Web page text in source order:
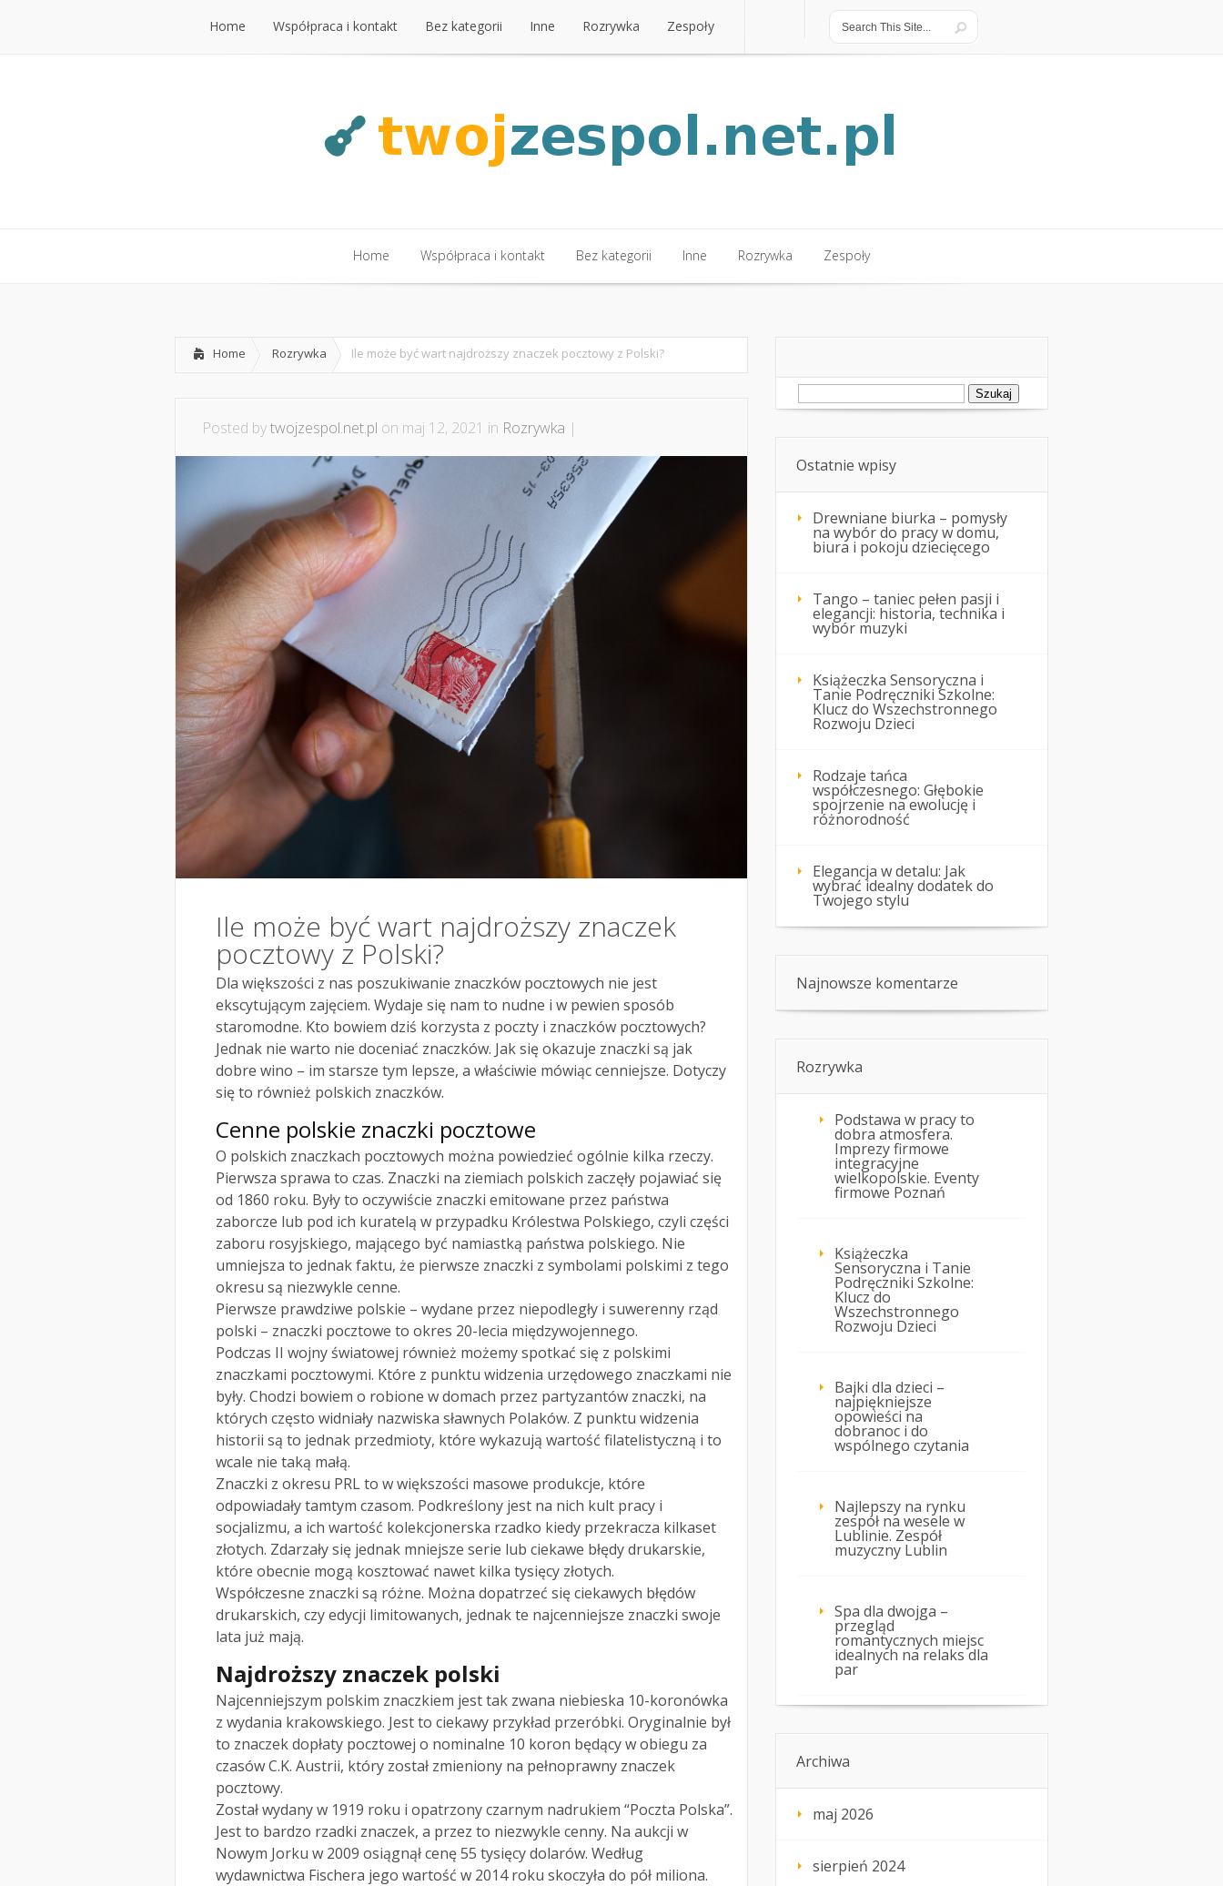
Home Współpraca i kontakt Bez kategorii Inne Rozrywka Zespoły
Home Współpraca i kontakt Bez kategorii Inne Rozrywka Zespoły
Home Rozrywka Ile może być wart najdroższy znaczek pocztowy z Polski?
Posted bytwojzespol.net.pl on maj 12, 2021 in Rozrywka |
Ile może być wart najdroższy znaczek
pocztowy z Polski?
Dla większości z nas poszukiwanie znaczków pocztowych nie jest
ekscytującym zajęciem. Wydaje się nam to nudne i w pewien sposób
staromodne. Kto bowiem dziś korzysta z poczty i znaczków pocztowych?
Jednak nie warto nie doceniać znaczków. Jak się okazuje znaczki są jak
dobre wino – im starsze tym lepsze, a właściwie mówiąc cenniejsze. Dotyczy
się to również polskich znaczków.
Cenne polskie znaczki pocztowe
O polskich znaczkach pocztowych można powiedzieć ogólnie kilka rzeczy.
Pierwsza sprawa to czas. Znaczki na ziemiach polskich zaczęły pojawiać się
od 1860 roku. Były to oczywiście znaczki emitowane przez państwa
zaborcze lub pod ich kuratelą w przypadku Królestwa Polskiego, czyli części
zaboru rosyjskiego, mającego być namiastką państwa polskiego. Nie
umniejsza to jednak faktu, że pierwsze znaczki z symbolami polskimi z tego
okresu są niezwykle cenne.
Pierwsze prawdziwe polskie – wydane przez niepodległy i suwerenny rząd
polski – znaczki pocztowe to okres 20-lecia międzywojennego.
Podczas II wojny światowej również możemy spotkać się z polskimi
znaczkami pocztowymi. Które z punktu widzenia urzędowego znaczkami nie
były. Chodzi bowiem o robione w domach przez partyzantów znaczki, na
których często widniały nazwiska sławnych Polaków. Z punktu widzenia
historii są to jednak przedmioty, które wykazują wartość filatelistyczną i to
wcale nie taką małą.
Znaczki z okresu PRL to w większości masowe produkcje, które
odpowiadały tamtym czasom. Podkreślony jest na nich kult pracy i
socjalizmu, a ich wartość kolekcjonerska rzadko kiedy przekracza kilkaset
złotych. Zdarzały się jednak mniejsze serie lub ciekawe błędy drukarskie,
które obecnie mogą kosztować nawet kilka tysięcy złotych.
Współczesne znaczki są różne. Można dopatrzeć się ciekawych błędów
drukarskich, czy edycji limitowanych, jednak te najcenniejsze znaczki swoje
lata już mają.
Najdroższy znaczek polski
Najcenniejszym polskim znaczkiem jest tak zwana niebieska 10-koronówka
z wydania krakowskiego. Jest to ciekawy przykład przeróbki. Oryginalnie był
to znaczek dopłaty pocztowej o nominalne 10 koron będący w obiegu za
czasów C.K. Austrii, który został zmieniony na pełnoprawny znaczek
pocztowy.
Został wydany w 1919 roku i opatrzony czarnym nadrukiem “Poczta Polska”.
Jest to bardzo rzadki znaczek, a przez to niezwykle cenny. Na aukcji w
Nowym Jorku w 2009 osiągnął cenę 55 tysięcy dolarów. Według
wydawnictwa Fischera jego wartość w 2014 roku skoczyła do pół miliona.
Szukaj:
Ostatnie wpisy
Drewniane biurka – pomysły
na wybór do pracy w domu,
biura i pokoju dziecięcego
Tango – taniec pełen pasji i
elegancji: historia, technika i
wybór muzyki
Książeczka Sensoryczna i
Tanie Podręczniki Szkolne:
Klucz do Wszechstronnego
Rozwoju Dzieci
Rodzaje tańca
współczesnego: Głębokie
spojrzenie na ewolucję i
różnorodność
Elegancja w detalu: Jak
wybrać idealny dodatek do
Twojego stylu
Najnowsze komentarze
Rozrywka
Podstawa w pracy to
dobra atmosfera.
Imprezy firmowe
integracyjne
wielkopolskie. Eventy
firmowe Poznań
Książeczka
Sensoryczna i Tanie
Podręczniki Szkolne:
Klucz do
Wszechstronnego
Rozwoju Dzieci
Bajki dla dzieci –
najpiękniejsze
opowieści na
dobranoc i do
wspólnego czytania
Najlepszy na rynku
zespół na wesele w
Lublinie. Zespół
muzyczny Lublin
Spa dla dwojga –
przegląd
romantycznych miejsc
idealnych na relaks dla
par
Archiwa
maj 2026
sierpień 2024